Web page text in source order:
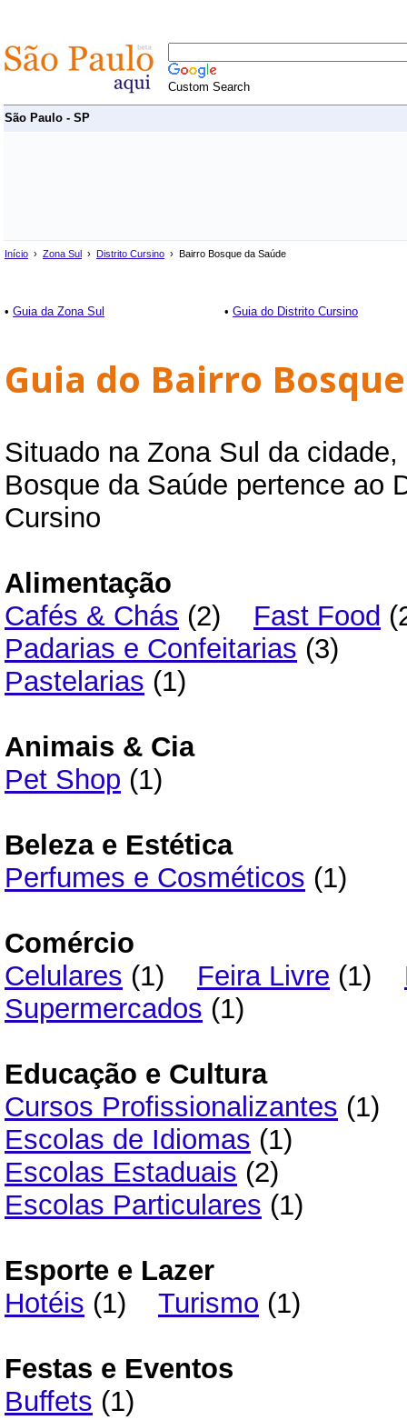
Custom Search
São Paulo - SP
Início › Zona Sul › Distrito Cursino › Bairro Bosque da Saúde
• Guia da Zona Sul • Guia do Distrito Cursino
Guia do Bairro
Situado na Zona Sul da cidade,
Bosque da Saúde pertence ao
Cursino
Alimentação
Cafés & Chás (2) Fast Food
Padarias e Confeitarias (3)
Pastelarias (1)
Animais & Cia
Pet Shop (1)
Beleza e Estética
Perfumes e Cosméticos (1)
Comércio
Celulares (1) Feira Livre (1)
Supermercados (1)
Educação e Cultura
Cursos Profissionalizantes (1)
Escolas de Idiomas (1)
Escolas Estaduais (2)
Escolas Particulares (1)
Esporte e Lazer
Hotéis (1) Turismo (1)
Festas e Eventos
Buffets (1)